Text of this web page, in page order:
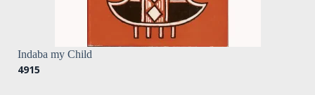
Indaba my Child
4915